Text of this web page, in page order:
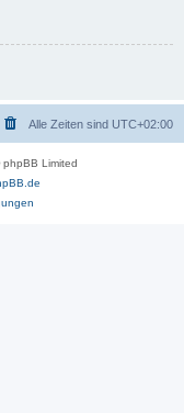
Alle Zeiten sind UTC+02:00
Limited